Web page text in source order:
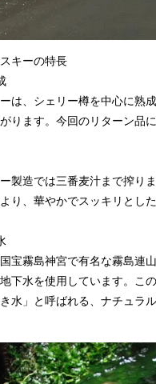
キーの特長
は、シェリー樽を中心に熟
ります。今回のリターン品
製造では三番麦汁まで搾り
り、華やかでスッキリとし
宝霧島神宮で有名な霧島連
下水を使用しています。こ
水」と呼ばれる、ナチュラ